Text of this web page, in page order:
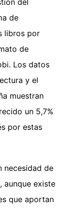
de
libros por
de
Los datos
y el
muestran
un 5,7%
por estas
necesidad de
aunque existe
que aportan